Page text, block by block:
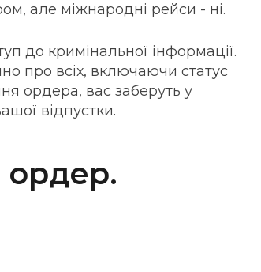
але міжнародні рейси - ні.
до кримінальної інформації.
про всіх, включаючи статус
ордера, вас заберуть у
відпустки.
ордер.